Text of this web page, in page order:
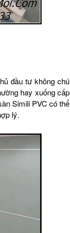
đầu tư không chú
hay xuống cấp
Simili PVC có thể
lý.